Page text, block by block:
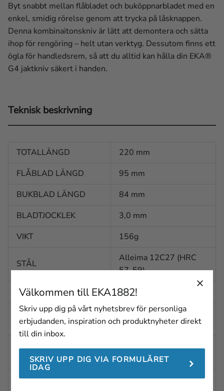
Byt snabbt mellan flåbladet och buköppnarbladet med en
enkel, smidig rörelse genom att trycka på låsknappen.
Denna kombinaitonskniv är lätt att demontera och sätta
ihop för rengöring – helt utan verktyg. Dessutom finns ett
ögla för handledsrem, så att du alltid kan hålla din EKA®
G4 jaktkniv säkert i handen.
Teknisk beskrivning
TOTALLÄNGD
220 mm
FLÅBLAD LÄNGD
95 mm
BUKBLAD LÄNGD
84 mm
BLADTJOCKLEK
3,0 mm
VIKT
156g
STÅL
Alleima 12C27 (HRC
57-59)
BLADFINISH
Polerad
BLADFORM
(SKINNING)
Spetsig
BLADFORM
(GUTTING)
Konkav
BLADSLIPNING
Eggsval slipning med
Välkommen till EKA1882!
Skriv upp dig på vårt nyhetsbrev för personliga
erbjudanden, inspiration och produktnyheter direkt
till din inbox.
SKRIV UPP DIG VIA FORMULÄRET
IDAG